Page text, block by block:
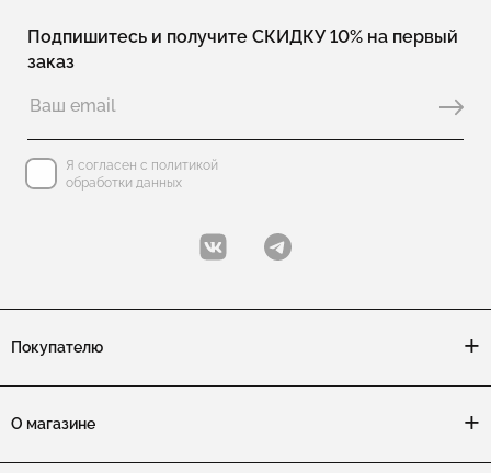
Подпишитесь и получите СКИДКУ 10% на первый
заказ
Я согласен с политикой
обработки данных
Покупателю
О магазине